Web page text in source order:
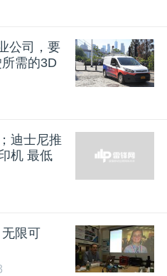
公司，要
需的3D
迪士尼推
机 最低
限可